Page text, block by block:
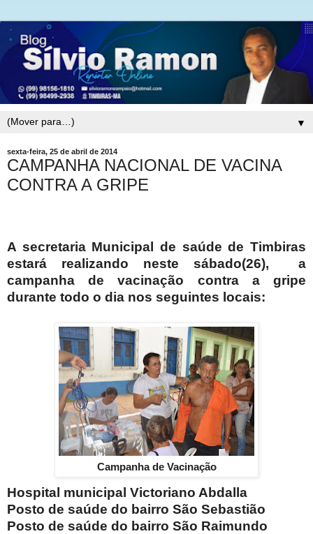
▼
sexta-feira, 25 de abril de 2014
CAMPANHA NACIONAL DE VACINA
CONTRA A GRIPE
A secretaria Municipal de saúde de Timbiras
estará realizando neste sábado(26),
a
campanha de vacinação contra a gripe
durante todo o dia nos seguintes locais:
Campanha de Vacinação
Hospital municipal Victoriano Abdalla
Posto de saúde do bairro São Sebastião
Posto de saúde do bairro São Raimundo